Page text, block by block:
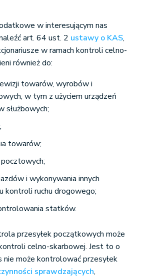
w interesującym nas
art. 64 ust. 2 ustawy o KAS,
w ramach kontroli celno-
również do:
towarów, wyrobów i
w tym z użyciem urządzeń
służbowych;
towarów;
i wykonywania innych
kontroli ruchu drogowego;
statków.
przesyłek początkowych może
celno-skarbowej. Jest to o
może kontrolować przesyłek
sprawdzających,